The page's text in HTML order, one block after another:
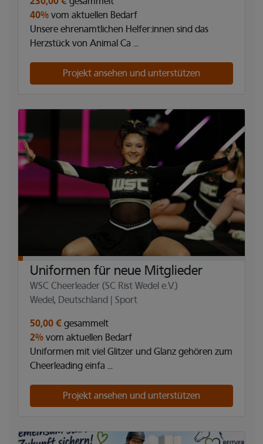
40% vom aktuellen Bedarf
Unsere ehrenamtlichen Helfer:innen sind das
Herzstück von Animal Ca ...
Projekt ansehen und unterstützen
Uniformen für neue Mitglieder
WSC Cheerleader (SC Rist Wedel e.V.)
Wedel, Deutschland | Sport
50,00 € gesammelt
2% vom aktuellen Bedarf
Uniformen mit viel Glitzer und Glanz gehören zum
Cheerleading einfa ...
Projekt ansehen und unterstützen